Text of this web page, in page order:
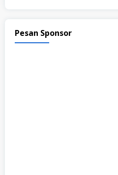
Pesan Sponsor